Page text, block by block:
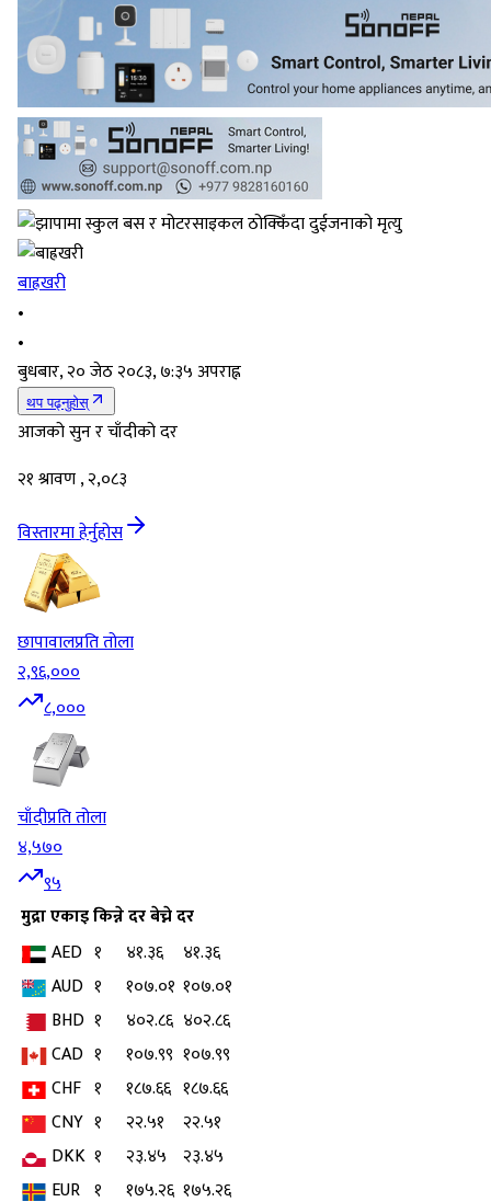
बाह्रखरी
•
•
बुधबार, २० जेठ २०८३, ७:३५ अपराह्न
थप पढ्नुहोस्
आजको सुन र चाँदीको दर
२१ श्रावण , २,०८३
विस्तारमा हेर्नुहोस
छापावालप्रति तोला
२,९६,०००
८,०००
चाँदीप्रति तोला
४,५७०
९५
मुद्राएकाइकिन्ने दरबेच्ने दर
AED १ ४१.३६
४१.३६
AUD १ १०७.०१ १०७.०१
BHD १ ४०२.८६ ४०२.८६
CAD १ १०७.९९ १०७.९९
CHF १ १८७.६६ १८७.६६
CNY १ २२.५१
२२.५१
DKK १ २३.४५
२३.४५
EUR १ १७५.२६ १७५.२६